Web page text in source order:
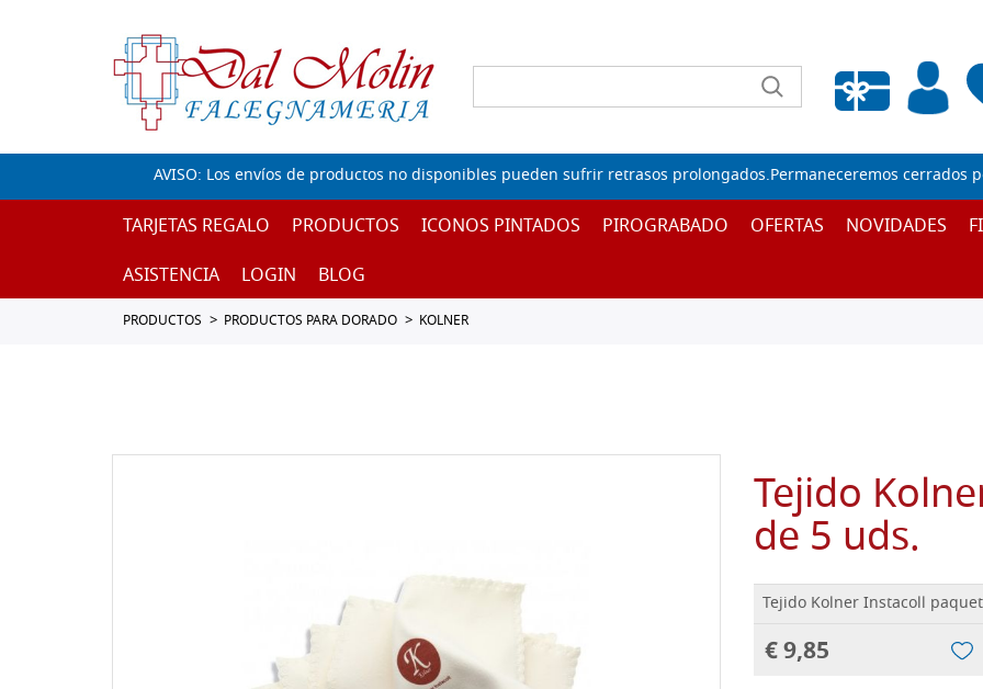
Lista de deseos vacía
AVISO: Los envíos de productos no disponibles pueden sufrir retrasos prolongados.Permaneceremos cerrados
TARJETAS REGALO PRODUCTOS ICONOS PINTADOS PIROGRABADO OFERTAS NOVIDADES
ASISTENCIA
LOGIN BLOG
PRODUCTOS PRODUCTOS PARA DORADO KOLNER
Tejido
de 5 uds.
Tejido Kolner Instacoll
€ 9,85